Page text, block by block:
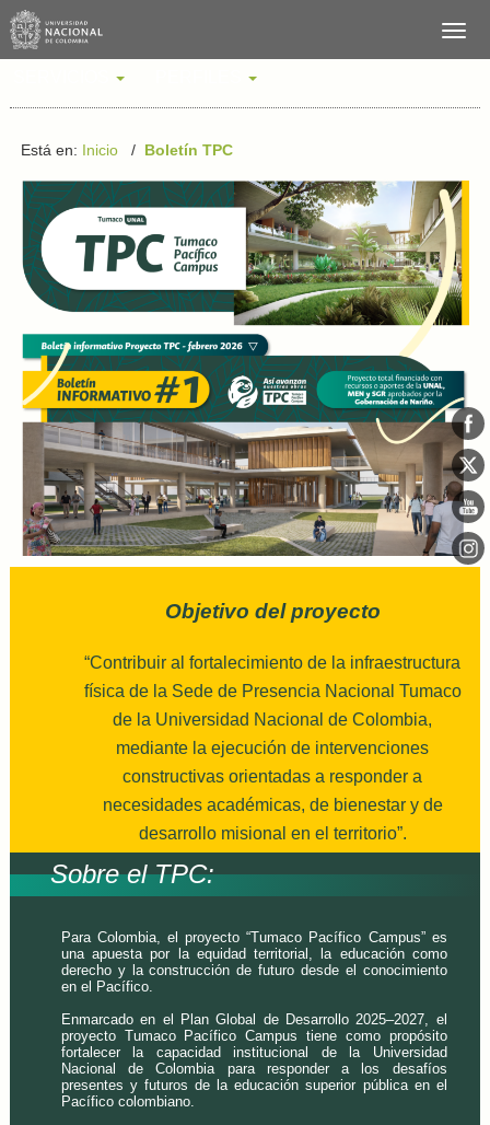
Está en: Inicio/ Boletín TPC
Objetivo del proyecto
“Contribuir al fortalecimiento de la infraestructura
física de la Sede de Presencia Nacional Tumaco
de la Universidad Nacional de Colombia,
mediante la ejecución de intervenciones
constructivas orientadas a responder a
necesidades académicas, de bienestar y de
desarrollo misional en el territorio”.
Sobre el TPC:
Para Colombia, el proyecto “Tumaco Pacífico Campus” es
una apuesta por la equidad territorial, la educación como
derecho y la construcción de futuro desde el conocimiento
en el Pacífico.
Enmarcado en el Plan Global de Desarrollo 2025–2027, el
proyecto Tumaco Pacífico Campus tiene como propósito
fortalecer la capacidad institucional de la Universidad
Nacional de Colombia para responder a los desafíos
presentes y futuros de la educación superior pública en el
Pacífico colombiano.